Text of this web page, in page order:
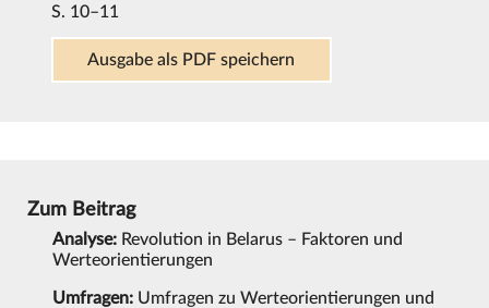
S. 10–11
Ausgabe als PDF speichern
Zum Beitrag
Analyse: Revolution in Belarus – Faktoren und
Werteorientierungen
Umfragen: Umfragen zu Werteorientierungen und